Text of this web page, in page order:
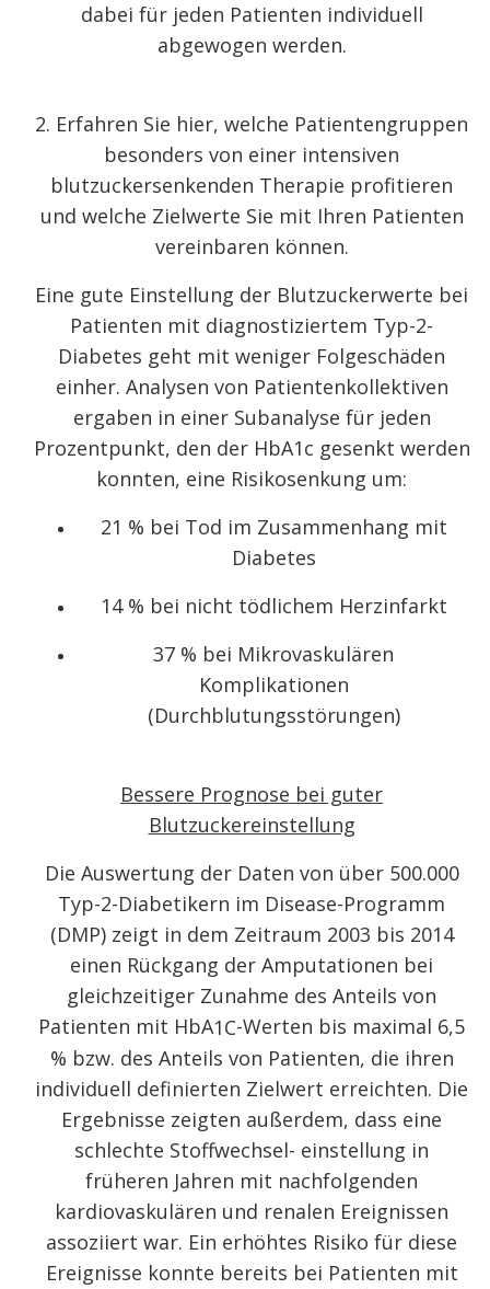
dabei für jeden Patienten individuell
abgewogen werden.
2. Erfahren Sie hier, welche Patientengruppen
besonders von einer intensiven
blutzuckersenkenden Therapie profitieren
und welche Zielwerte Sie mit Ihren Patienten
vereinbaren können.
Eine gute Einstellung der Blutzuckerwerte bei
Patienten mit diagnostiziertem Typ-2-
Diabetes geht mit weniger Folgeschäden
einher. Analysen von Patientenkollektiven
ergaben in einer Subanalyse für jeden
Prozentpunkt, den der HbA1c gesenkt werden
konnten, eine Risikosenkung um:
21 % bei Tod im Zusammenhang mit
Diabetes
14 % bei nicht tödlichem Herzinfarkt
37 % bei Mikrovaskulären
Komplikationen
(Durchblutungsstörungen)
Bessere Prognose bei guter
Blutzuckereinstellung
Die Auswertung der Daten von über 500.000
Typ-2-Diabetikern im Disease-Programm
(DMP) zeigt in dem Zeitraum 2003 bis 2014
einen Rückgang der Amputationen bei
gleichzeitiger Zunahme des Anteils von
Patienten mit HbA1C-Werten bis maximal 6,5
% bzw. des Anteils von Patienten, die ihren
individuell definierten Zielwert erreichten. Die
Ergebnisse zeigten außerdem, dass eine
schlechte Stoffwechsel- einstellung in
früheren Jahren mit nachfolgenden
kardiovaskulären und renalen Ereignissen
assoziiert war. Ein erhöhtes Risiko für diese
Ereignisse konnte bereits bei Patienten mit